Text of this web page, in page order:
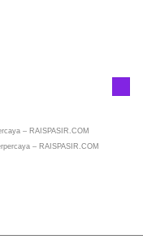
– RAISPASIR.COM
– RAISPASIR.COM